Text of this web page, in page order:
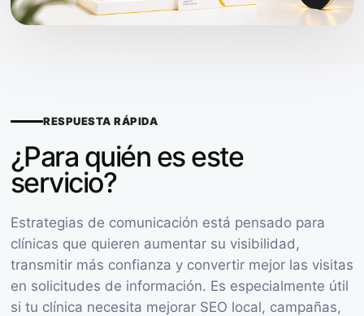
RESPUESTA RÁPIDA
¿Para quién es este
servicio?
Estrategias de comunicación está pensado para
clínicas que quieren aumentar su visibilidad,
transmitir más confianza y convertir mejor las visitas
en solicitudes de información. Es especialmente útil
si tu clínica necesita mejorar SEO local, campañas,